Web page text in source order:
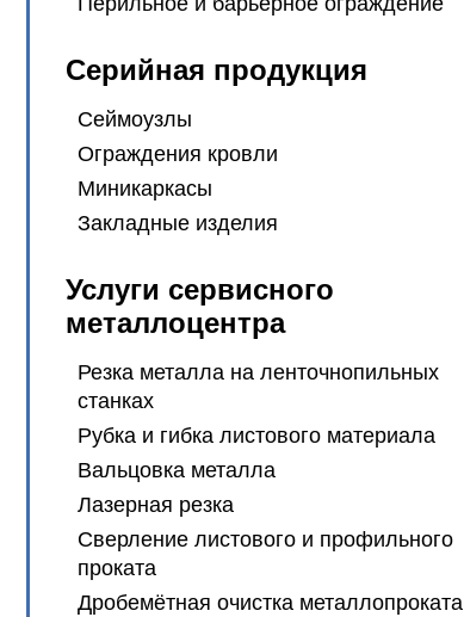
Серийная продукция
Сеймоузлы
Ограждения кровли
Миникаркасы
Закладные изделия
Услуги сервисного
металлоцентра
Резка металла на ленточнопильных
станках
Рубка и гибка листового материала
Вальцовка металла
Лазерная резка
Сверление листового и профильного
проката
Дробемётная очистка металлопроката